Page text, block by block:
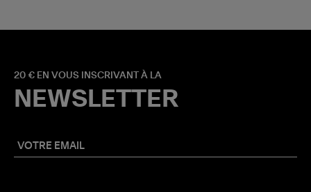
20 € EN VOUS INSCRIVANT À LA
NEWSLETTER